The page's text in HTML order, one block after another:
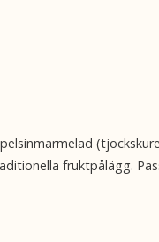
fruktpålägg.